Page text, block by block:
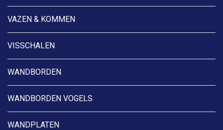
VAZEN & KOMMEN
VISSCHALEN
WANDBORDEN
WANDBORDEN VOGELS
WANDPLATEN